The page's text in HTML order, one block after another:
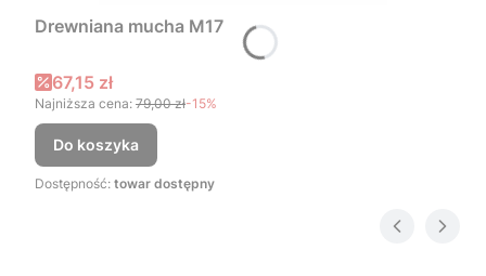
Drewniana mucha M17
Cena promocyjna
67,15 zł
Najniższa cena: 79,00 zł-15%
Do koszyka
Dostępność: towar dostępny